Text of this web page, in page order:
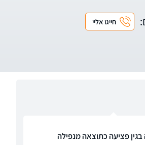
חייגו אליי
פציעה כתוצאה מנפילה